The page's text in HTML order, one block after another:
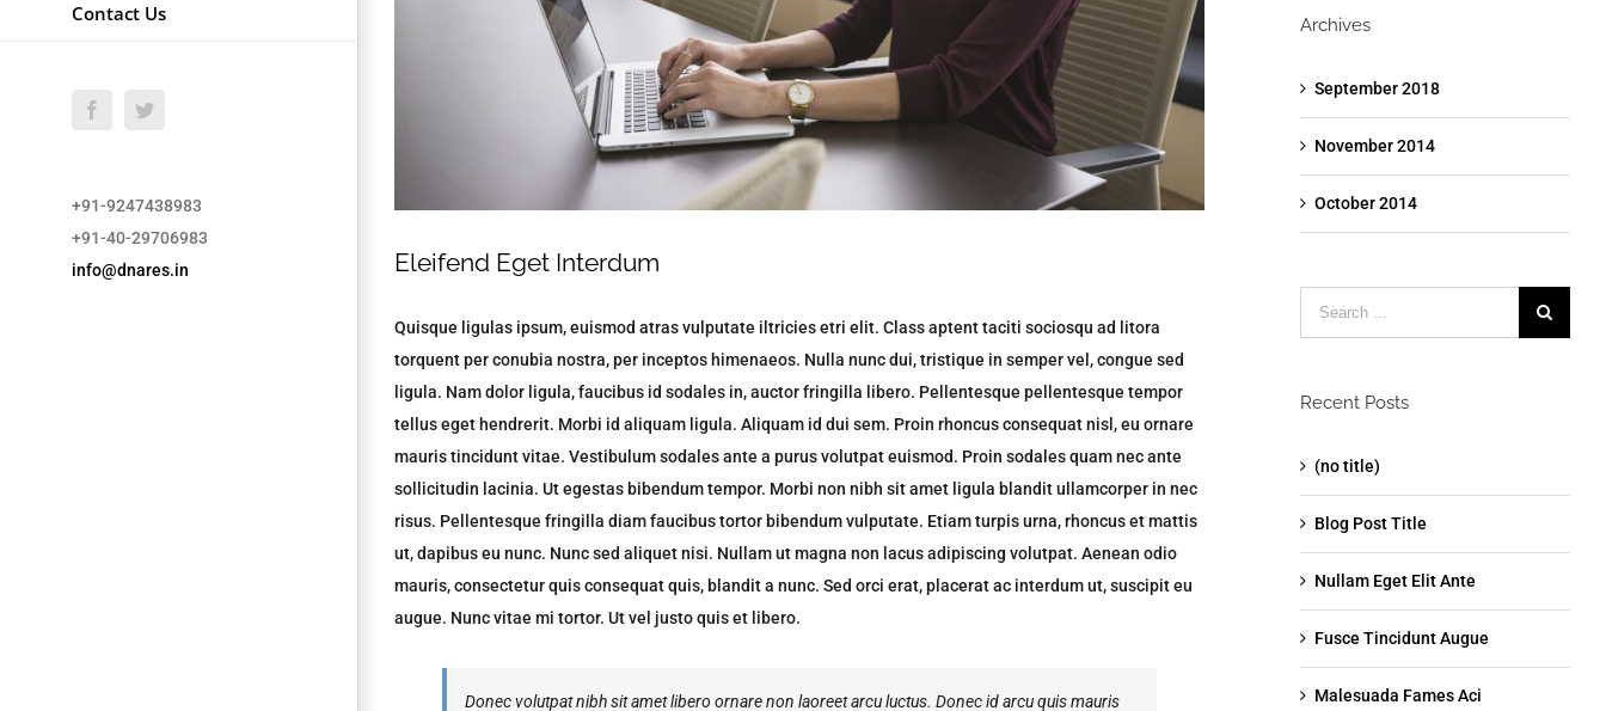
Contact Us
Facebook
+91-9247438983
+91-40-29706983
info@dnares.in
Eleifend Eget Interdum
Quisque ligulas ipsum, euismod atras vulputate iltricies etri elit. Class aptent taciti sociosqu ad litora
torquent per conubia nostra, per inceptos himenaeos. Nulla nunc dui, tristique in semper vel, congue sed
ligula. Nam dolor ligula, faucibus id sodales in, auctor fringilla libero. Pellentesque pellentesque tempor
tellus eget hendrerit. Morbi id aliquam ligula. Aliquam id dui sem. Proin rhoncus consequat nisl, eu ornare
mauris tincidunt vitae. Vestibulum sodales ante a purus volutpat euismod. Proin sodales quam nec ante
sollicitudin lacinia. Ut egestas bibendum tempor. Morbi non nibh sit amet ligula blandit ullamcorper in nec
risus. Pellentesque fringilla diam faucibus tortor bibendum vulputate. Etiam turpis urna, rhoncus et mattis
ut, dapibus eu nunc. Nunc sed aliquet nisi. Nullam ut magna non lacus adipiscing volutpat. Aenean odio
mauris, consectetur quis consequat quis, blandit a nunc. Sed orci erat, placerat ac interdum ut, suscipit eu
augue. Nunc vitae mi tortor. Ut vel justo quis et libero.
Donec volutpat nibh sit amet libero ornare non laoreet arcu luctus. Donec id arcu quis mauris
Archives
September 2018
November 2014
October 2014
for:
Recent Posts
(no title)
Blog Post Title
Nullam Eget Elit Ante
Fusce Tincidunt Augue
Malesuada Fames Aci